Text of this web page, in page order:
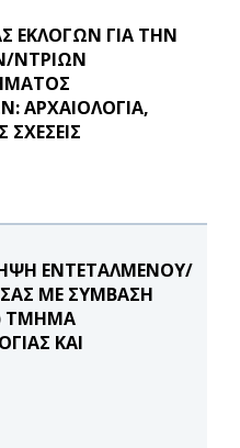
ΕΚΛΟΓΩΝ ΓΙΑ ΤΗΝ
ΝΤΡΙΩΝ
ΑΡΧΑΙΟΛΟΓΙΑ,
ΣΧΕΣΕΙΣ
ΕΝΤΕΤΑΛΜΕΝΟΥ/
ΜΕ ΣΥΜΒΑΣΗ
ΤΜΗΜΑ
ΚΑΙ